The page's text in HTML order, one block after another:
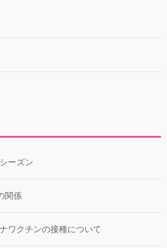
ーズン
関係
ワクチンの接種について